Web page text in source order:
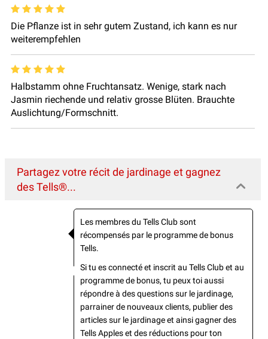
Die Pflanze ist in sehr gutem Zustand, ich kann es nur
weiterempfehlen
Halbstamm ohne Fruchtansatz. Wenige, stark nach
Jasmin riechende und relativ grosse Blüten. Brauchte
Auslichtung/Formschnitt.
Partagez votre récit de jardinage et gagnez
des Tells®...
Les membres du Tells Club sont
récompensés par le programme de bonus
Tells.
Si tu es connecté et inscrit au Tells Club et au
programme de bonus, tu peux toi aussi
répondre à des questions sur le jardinage,
parrainer de nouveaux clients, publier des
articles sur le jardinage et ainsi gagner des
Tells Apples et des réductions pour ton